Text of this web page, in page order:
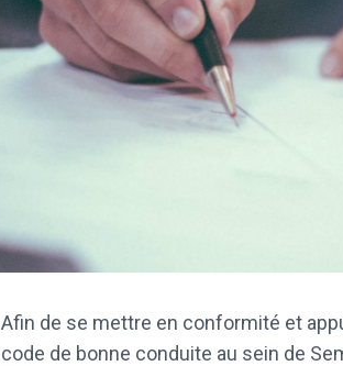
Afin de se mettre en conformité et
code de bonne conduite au sein de